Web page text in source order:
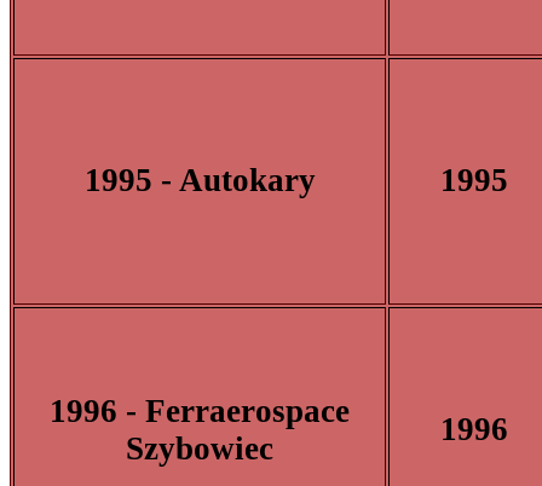
1995 - Autokary 1995
1996 - Ferraerospace
Szybowiec
1996